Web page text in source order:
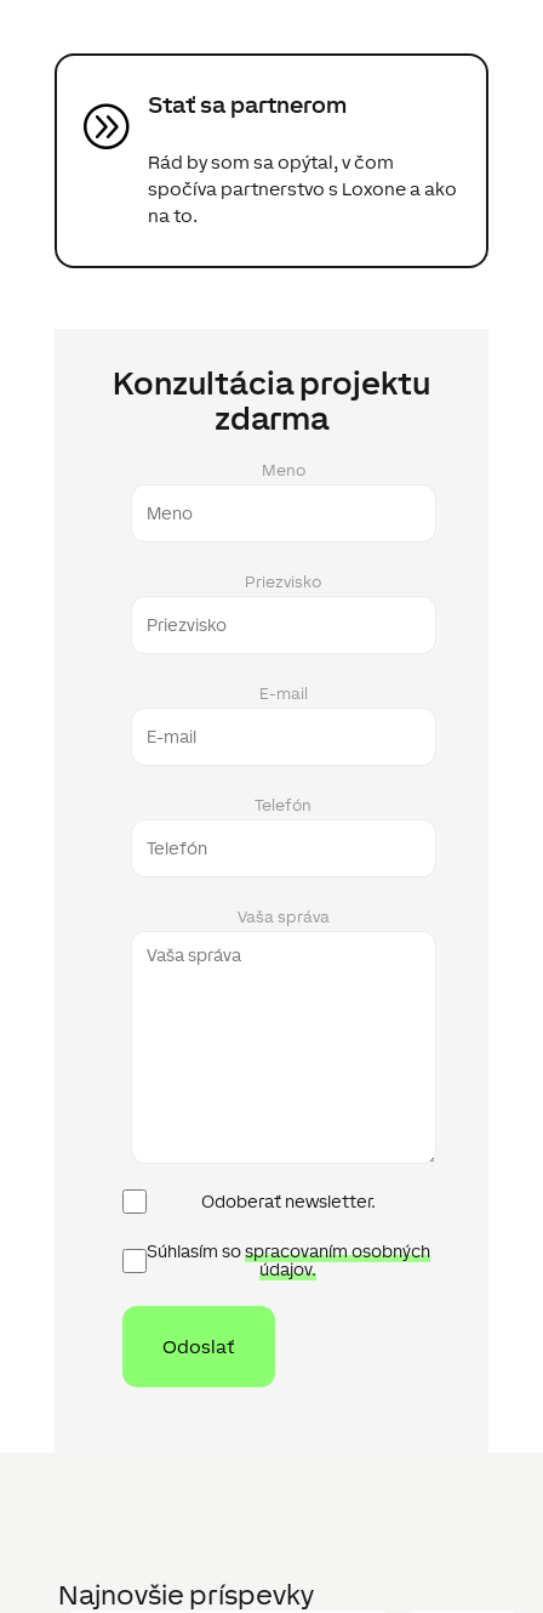
A Stať sa partnerom
Rád by som sa opýtal, v čom
spočíva partnerstvo s Loxone a ako
na to.
Konzultácia projektu
zdarma
Meno
Priezvisko
E-mail
Telefón
Vaša správa
Newsletter
Odoberať newsletter.
Ochrana
osobních
údajů
Súhlasím sospracovaním osobných
údajov.
Najnovšie príspevky